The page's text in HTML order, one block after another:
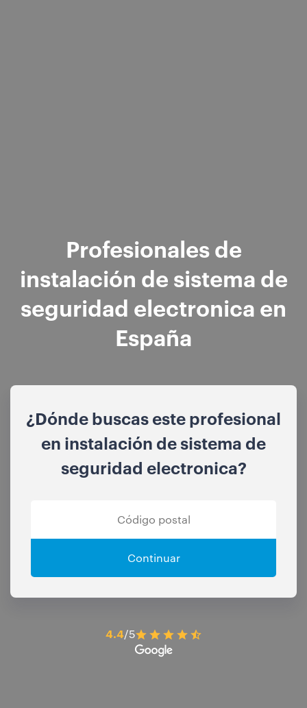
Profesionales de
instalación de sistema de
seguridad electronica en
España
¿Dónde buscas este profesional
en instalación de sistema de
seguridad electronica?
Continuar
4.4/5